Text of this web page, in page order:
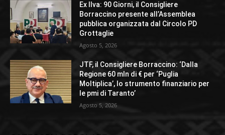
Ex Ilva: 90 Giorni, il Consigliere
Borraccino presente all’Assemblea
pubblica organizzata dal Circolo PD
Grottaglie
Agosto 5, 2026
JTF, il Consigliere Borraccino: ‘Dalla
Regione 60 mln di € per ‘Puglia
Moltiplica’, lo strumento finanziario per
le pmi di Taranto’
Agosto 5, 2026